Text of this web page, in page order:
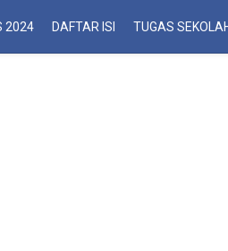
2024 DAFTAR ISI TUGAS